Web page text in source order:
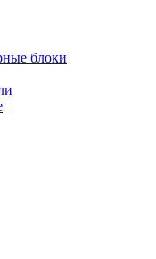
блоки